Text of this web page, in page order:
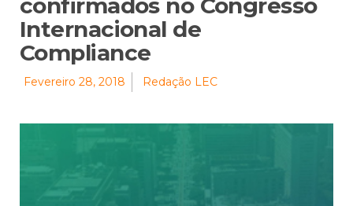
Internacional de
Compliance
Fevereiro 28, 2018 Redação LEC